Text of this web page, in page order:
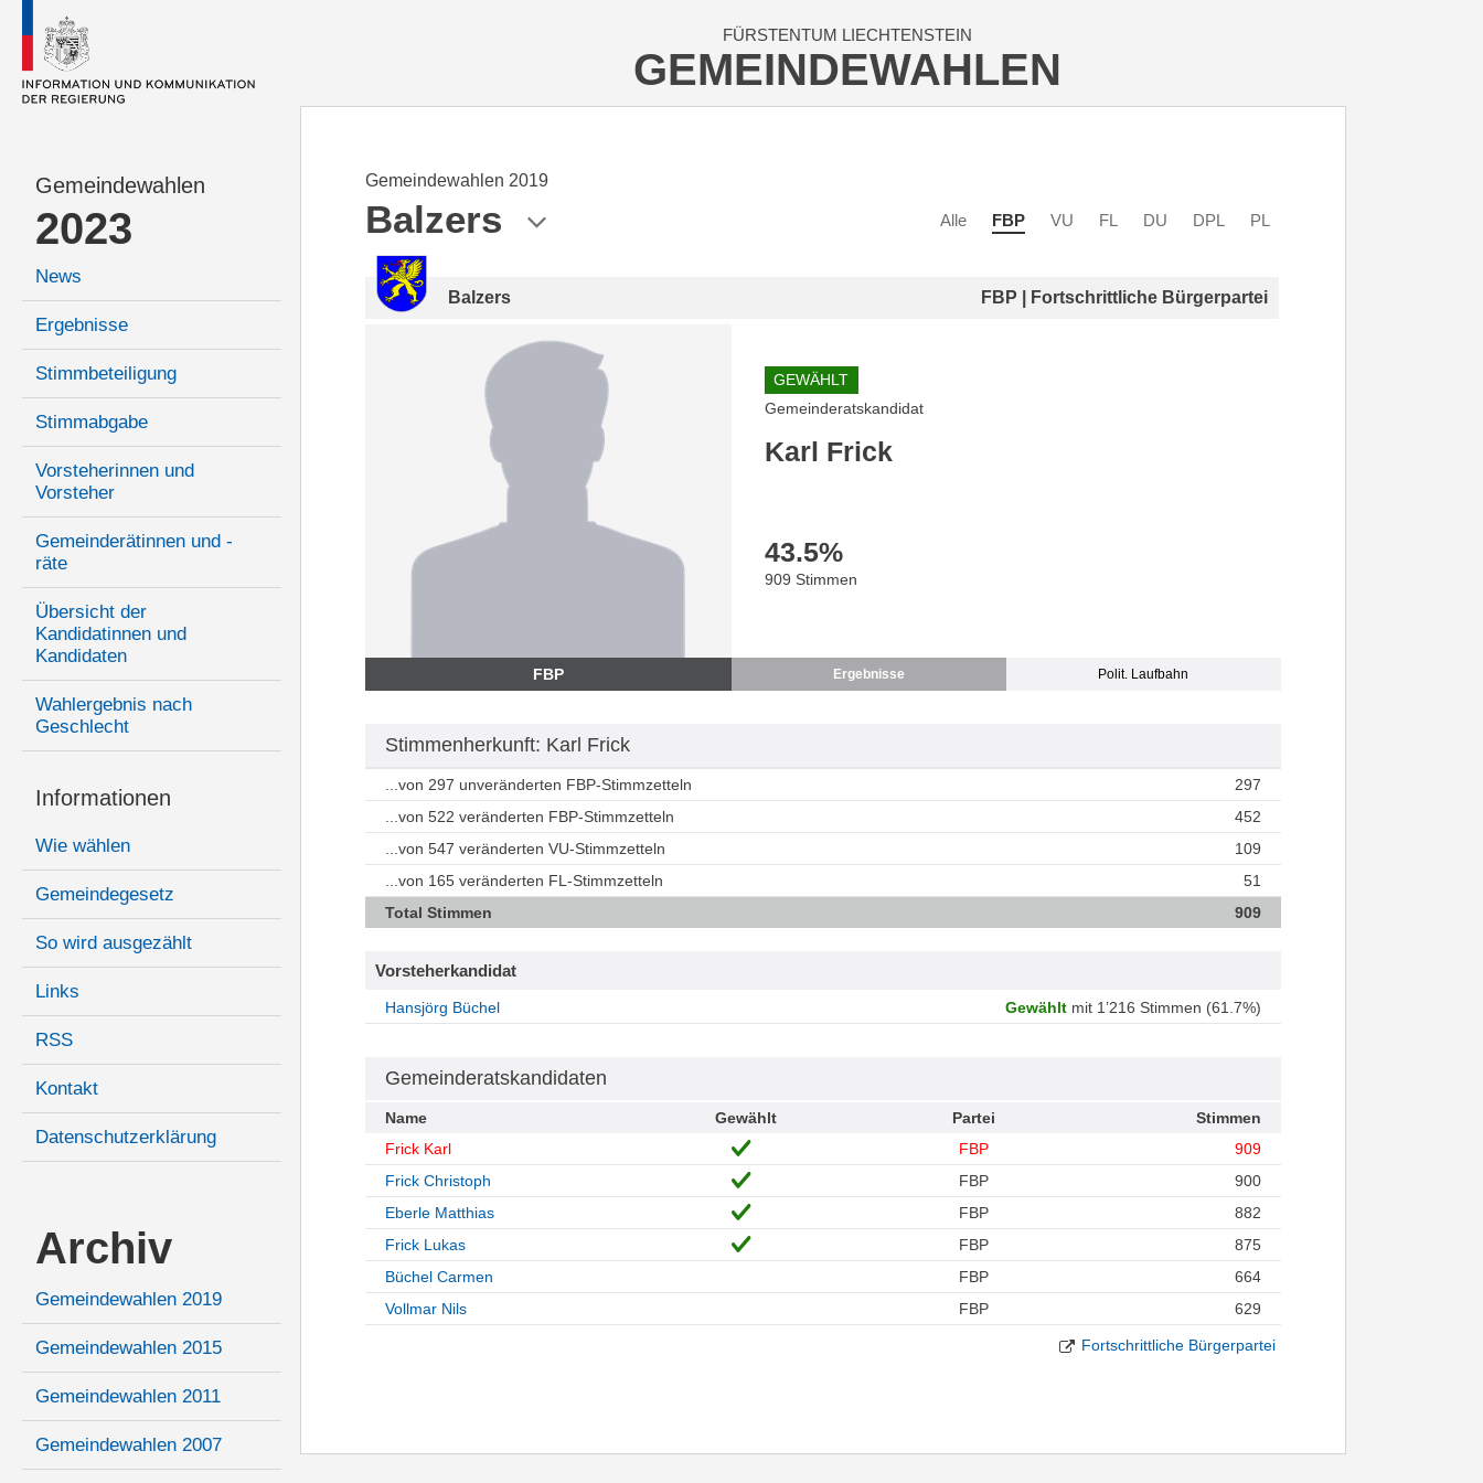
FÜRSTENTUM LIECHTENSTEIN
GEMEINDEWAHLEN
Gemeindewahlen
2023
News
Ergebnisse
Stimmbeteiligung
Stimmabgabe
Vorsteherinnen und
Vorsteher
Gemeinderätinnen und -
räte
Übersicht der
Kandidatinnen und
Kandidaten
Wahlergebnis nach
Geschlecht
Informationen
Wie wählen
Gemeindegesetz
So wird ausgezählt
Links
RSS
Kontakt
Datenschutzerklärung
Archiv
Gemeindewahlen 2019
Gemeindewahlen 2015
Gemeindewahlen 2011
Gemeindewahlen 2007
Gemeindewahlen 2019
Balzers Alle FBP VU FL DU DPL PL
Balzers FBP | Fortschrittliche Bürgerpartei
FBP
GEWÄHLT
Gemeinderatskandidat
Karl Frick
43.5%
909 Stimmen
Ergebnisse Polit. Laufbahn
Stimmenherkunft: Karl Frick
...von 297 unveränderten FBP-Stimmzetteln
297
...von 522 veränderten FBP-Stimmzetteln
452
...von 547 veränderten VU-Stimmzetteln
109
...von 165 veränderten FL-Stimmzetteln
51
Total Stimmen
909
Vorsteherkandidat
Hansjörg Büchel Gewähltmit 1’216 Stimmen (61.7%)
Gemeinderatskandidaten
Name Gewählt Partei
Stimmen
Frick Karl
FBP
909
Frick Christoph
FBP
900
Eberle Matthias
FBP
882
Frick Lukas
FBP
875
Büchel Carmen
FBP
664
Vollmar Nils
FBP 629
Fortschrittliche Bürgerpartei